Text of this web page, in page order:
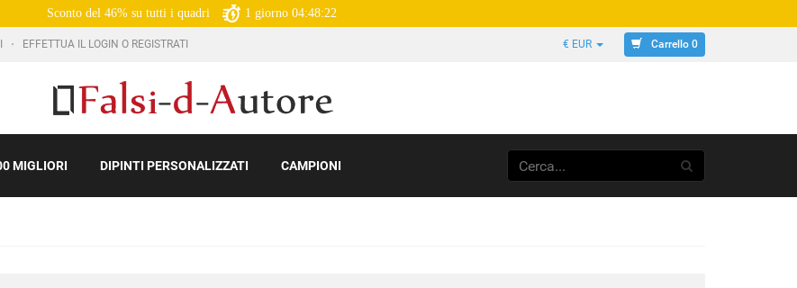
Sconto del 46% su tutti i quadri 1 giorno 04:48:20
EFFETTUA IL LOGIN O REGISTRATI € EUR Carrello 0
MIGLIORI DIPINTI PERSONALIZZATI CAMPIONI